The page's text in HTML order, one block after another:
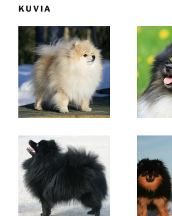
KUVIA